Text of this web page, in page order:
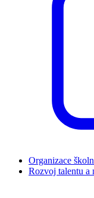
Organizace
Rozvoj talentu a